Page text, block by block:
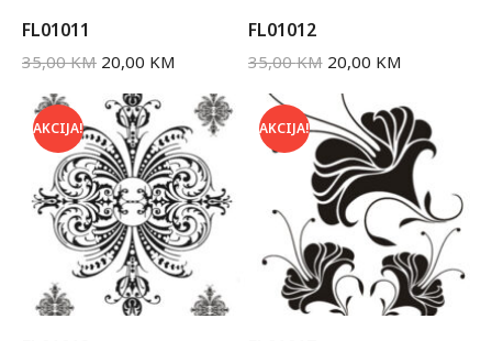
FL01011
35,00KM 20,00 KM
FL01012
35,00KM 20,00 KM
AKCIJA! AKCIJA!